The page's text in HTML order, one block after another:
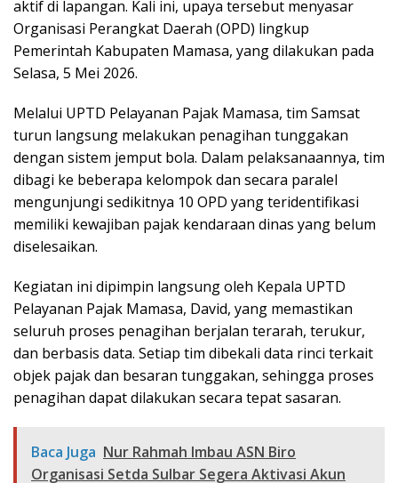
aktif di lapangan. Kali ini, upaya tersebut menyasar
Organisasi Perangkat Daerah (OPD) lingkup
Pemerintah Kabupaten Mamasa, yang dilakukan pada
Selasa, 5 Mei 2026.
Melalui UPTD Pelayanan Pajak Mamasa, tim Samsat
turun langsung melakukan penagihan tunggakan
dengan sistem jemput bola. Dalam pelaksanaannya, tim
dibagi ke beberapa kelompok dan secara paralel
mengunjungi sedikitnya 10 OPD yang teridentifikasi
memiliki kewajiban pajak kendaraan dinas yang belum
diselesaikan.
Kegiatan ini dipimpin langsung oleh Kepala UPTD
Pelayanan Pajak Mamasa, David, yang memastikan
seluruh proses penagihan berjalan terarah, terukur,
dan berbasis data. Setiap tim dibekali data rinci terkait
objek pajak dan besaran tunggakan, sehingga proses
penagihan dapat dilakukan secara tepat sasaran.
Baca Juga Nur Rahmah Imbau ASN Biro
Organisasi Setda Sulbar Segera Aktivasi Akun